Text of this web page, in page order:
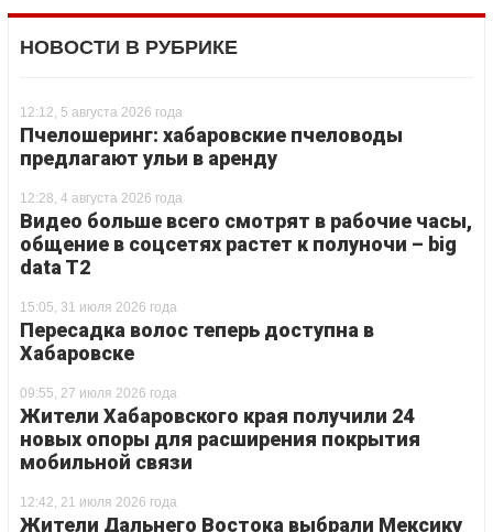
НОВОСТИ В РУБРИКЕ
12:12, 5 августа 2026 года
Пчелошеринг: хабаровские пчеловоды
предлагают ульи в аренду
12:28, 4 августа 2026 года
Видео больше всего смотрят в рабочие часы,
общение в соцсетях растет к полуночи – big
data T2
15:05, 31 июля 2026 года
Пересадка волос теперь доступна в
Хабаровске
09:55, 27 июля 2026 года
Жители Хабаровского края получили 24
новых опоры для расширения покрытия
мобильной связи
12:42, 21 июля 2026 года
Жители Дальнего Востока выбрали Мексику